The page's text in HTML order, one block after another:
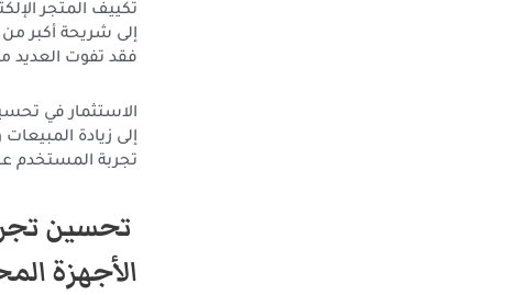
تكييف المتجر
إلى شريحة أكبر
فقد تفوت العديد
الاستثمار في
إلى زيادة
تجربة المستخدم
تحسين
الأجهزة